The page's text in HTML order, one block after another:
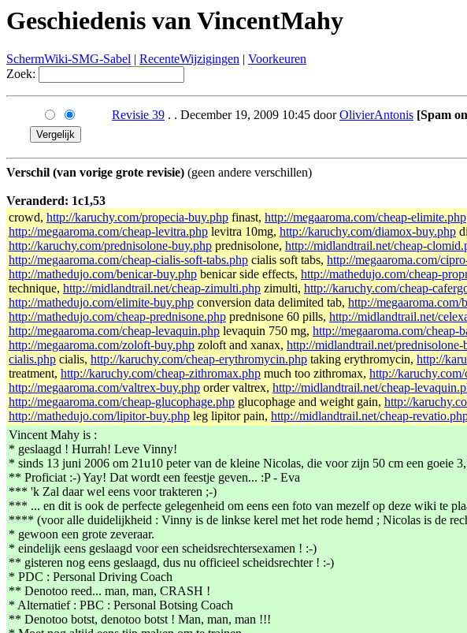
Geschiedenis van VincentMahy
SchermWiki-SMG-Sabel | RecenteWijzigingen | Voorkeuren
Zoek:
Revisie 39 . . December 19, 2009 10:45 doorOlivierAntonis [Spam
Verschil (van vorige grote revisie) (geen andere verschillen)
Veranderd: 1c1,53
crowd, http://karuchy.com/propecia-buy.php finast, http://megaaroma.com/cheap-elimite.php
http://megaaroma.com/cheap-levitra.php levitra 10mg, http://karuchy.com/diamox-buy.php
http://karuchy.com/prednisolone-buy.php prednisolone, http://midlandtrail.net/cheap-
http://megaaroma.com/cheap-cialis-soft-tabs.php cialis soft tabs, http://megaaroma.com/
http://mathedujo.com/benicar-buy.php benicar side effects, http://mathedujo.com/cheap-
technique, http://midlandtrail.net/cheap-zimulti.php zimulti, http://karuchy.com/cheap-
http://mathedujo.com/elimite-buy.php conversion data delimited tab, http://megaaroma.com/
http://mathedujo.com/cheap-prednisone.php prednisone 60 pills, http://midlandtrail.net/
http://megaaroma.com/cheap-levaquin.php levaquin 750 mg, http://megaaroma.com/cheap-
http://megaaroma.com/zoloft-buy.php zoloft and xanax, http://midlandtrail.net/prednisolone-
cialis.php cialis, http://karuchy.com/cheap-erythromycin.php taking erythromycin, http://
treatment, http://karuchy.com/cheap-zithromax.php much too zithromax, http://
http://megaaroma.com/valtrex-buy.php order valtrex, http://midlandtrail.net/cheap-
http://megaaroma.com/cheap-glucophage.php glucophage and weight gain, http://
http://mathedujo.com/lipitor-buy.php leg lipitor pain, http://midlandtrail.net/cheap-
Vincent Mahy is :
* geslaagd ! Hurrah! Leve Vinny!
* sinds 13 juni 2006 om 21u10 peter van de kleine Nicolas, die voor zijn 50 cm een goeie
** Proficiat :-) Yay! Dat wordt een feestje geven... :P - Eva
*** 'k Zal daar wel eens voor trakteren ;-)
*** ... en dit is ook de perfecte gelegenheid om eens een foto van mezelf op deze wiki te
**** (voor alle duidelijkheid : Vinny is de linkse kerel met het rode hemd ; Nicolas is de
* gewoon een grote zeveraar.
* eindelijk eens geslaagd voor een scheidsrechtersexamen ! :-)
** gisteren nog eens geslaagd, dus nu officieel scheidsrechter ! :-)
* PDC : Personal Driving Coach
** Denotoo reed... man, man, CRASH !
* Alternatief : PBC : Personal Botsing Coach
** Denotoo botst, denotoo botst ! Man, man, man !!!